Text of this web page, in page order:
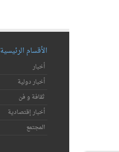
الأقسام الرئيسية
أخبار
أخبار دولية
ثقافة و فن
أخبار إقتصادية
المجتمع